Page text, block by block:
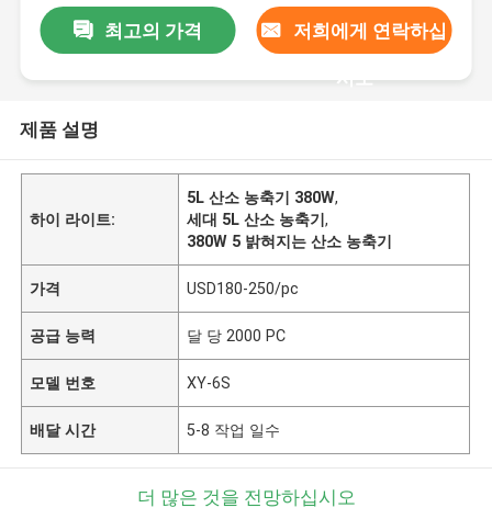
최고의 가격 저희에게 연락하십
시오
제품 설명
하이 라이트:
5L 산소 농축기 380W,
세대 5L 산소 농축기,
380W 5 밝혀지는 산소 농축기
가격 USD180-250/pc
공급 능력 달 당 2000 PC
모델 번호 XY-6S
배달 시간 5-8 작업 일수
더 많은 것을 전망하십시오